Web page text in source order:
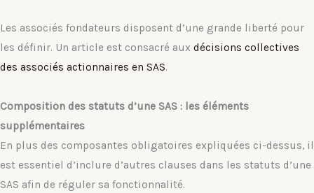
Les associés fondateurs disposent d’une grande liberté pour
les définir. Un article est consacré aux décisions collectives
des associés actionnaires en SAS.
Composition des statuts d’une SAS : les éléments
supplémentaires
En plus des composantes obligatoires expliquées ci-dessus, il
est essentiel d’inclure d’autres clauses dans les statuts d’une
SAS afin de réguler sa fonctionnalité.